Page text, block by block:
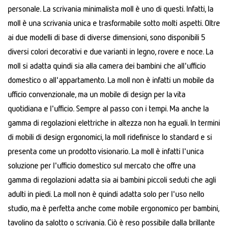
personale. La scrivania minimalista moll è uno di questi. Infatti, la
moll è una scrivania unica e trasformabile sotto molti aspetti. Oltre
ai due modelli di base di diverse dimensioni, sono disponibili 5
diversi colori decorativi e due varianti in legno, rovere e noce. La
moll si adatta quindi sia alla camera dei bambini che all'ufficio
domestico o all'appartamento. La moll non è infatti un mobile da
ufficio convenzionale, ma un mobile di design per la vita
quotidiana e l'ufficio. Sempre al passo con i tempi. Ma anche la
gamma di regolazioni elettriche in altezza non ha eguali. In termini
di mobili di design ergonomici, la moll ridefinisce lo standard e si
presenta come un prodotto visionario. La moll è infatti l'unica
soluzione per l'ufficio domestico sul mercato che offre una
gamma di regolazioni adatta sia ai bambini piccoli seduti che agli
adulti in piedi. La moll non è quindi adatta solo per l'uso nello
studio, ma è perfetta anche come mobile ergonomico per bambini,
tavolino da salotto o scrivania. Ciò è reso possibile dalla brillante